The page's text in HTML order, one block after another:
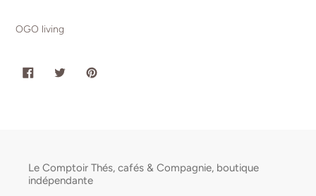
OGO living
PARTAGERTWEETER
Le Comptoir Thés, cafés & Compagnie, boutique
indépendante